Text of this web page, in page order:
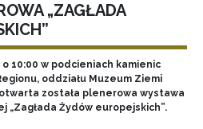
„ZAGŁADA
10:00 w podcieniach kamienic
oddziału Muzeum Ziemi
została plenerowa wystawa
„Zagłada Żydów europejskich”.